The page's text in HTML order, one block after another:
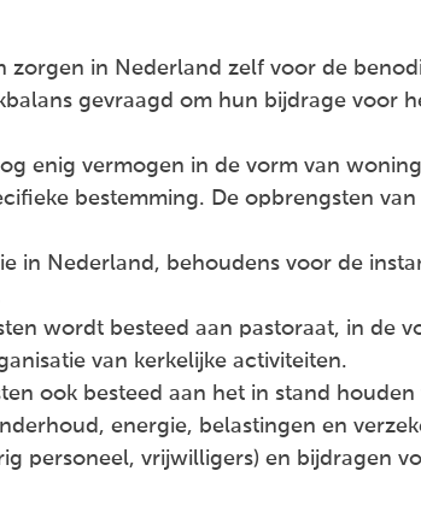
zorgen in Nederland zelf voor de
gevraagd om hun bijdrage voor
enig vermogen in de vorm van
bestemming. De opbrengsten
in Nederland, behoudens voor de
wordt besteed aan pastoraat, in de
van kerkelijke activiteiten.
ook besteed aan het in stand
energie, belastingen en
personeel, vrijwilligers) en bijdragen